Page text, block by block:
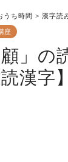
うち時間 > 漢字読
座
顧」
読漢字】